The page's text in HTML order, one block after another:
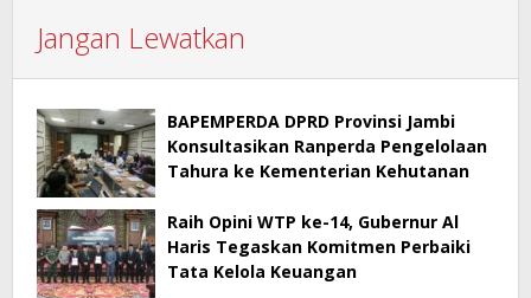
Jangan Lewatkan
BAPEMPERDA DPRD Provinsi Jambi
Konsultasikan Ranperda Pengelolaan
Tahura ke Kementerian Kehutanan
Raih Opini WTP ke-14, Gubernur Al
Haris Tegaskan Komitmen Perbaiki
Tata Kelola Keuangan